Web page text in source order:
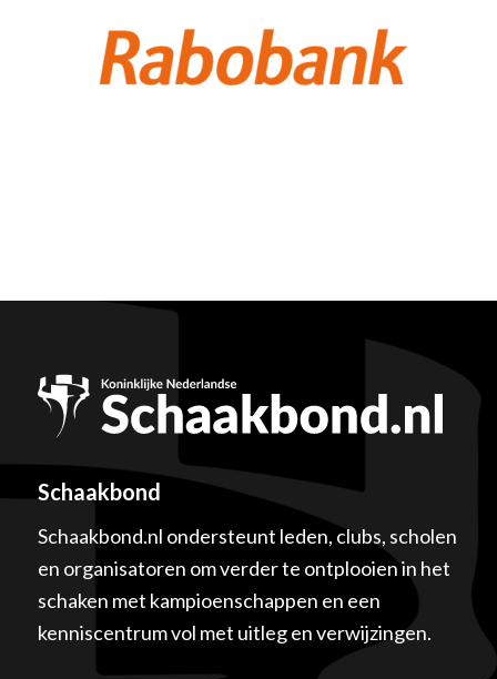
Schaakbond
Schaakbond.nl ondersteunt leden, clubs, scholen
en organisatoren om verder te ontplooien in het
schaken met kampioenschappen en een
kenniscentrum vol met uitleg en verwijzingen.